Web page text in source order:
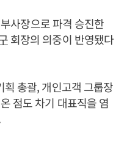
사장으로 파격 승진한
회장의 의중이 반영됐다
총괄, 개인고객 그룹장
점도 차기 대표직을 염